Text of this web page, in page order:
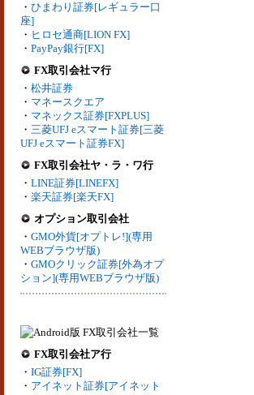
・ ひまわり証券[レギュラー口
座]
・ ヒロセ通商[LION FX]
・ PayPay銀行[FX]
FX取引会社マ行
・ 松井証券
・ マネースクエア
・ マネックス証券[FXPLUS]
・ 三菱UFJ eスマート証券[三菱
UFJ eスマート証券FX]
FX取引会社ヤ・ラ・ワ行
・ LINE証券[LINEFX]
・ 楽天証券[楽天FX]
オプション取引会社
・ GMO外貨[オプトレ!](専用
WEBブラウザ版)
・ GMOクリック証券[外為オプ
ション](専用WEBブラウザ版)
FX取引会社ア行
・ IG証券[FX]
・ アイネット証券[アイネット